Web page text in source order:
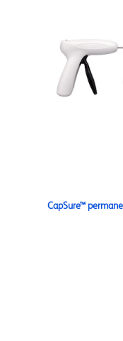
CapSure™